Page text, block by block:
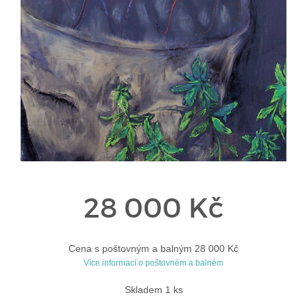
28 000 Kč
Cena s poštovným a balným 28 000 Kč
Více informací o poštovném a balném
Skladem 1 ks